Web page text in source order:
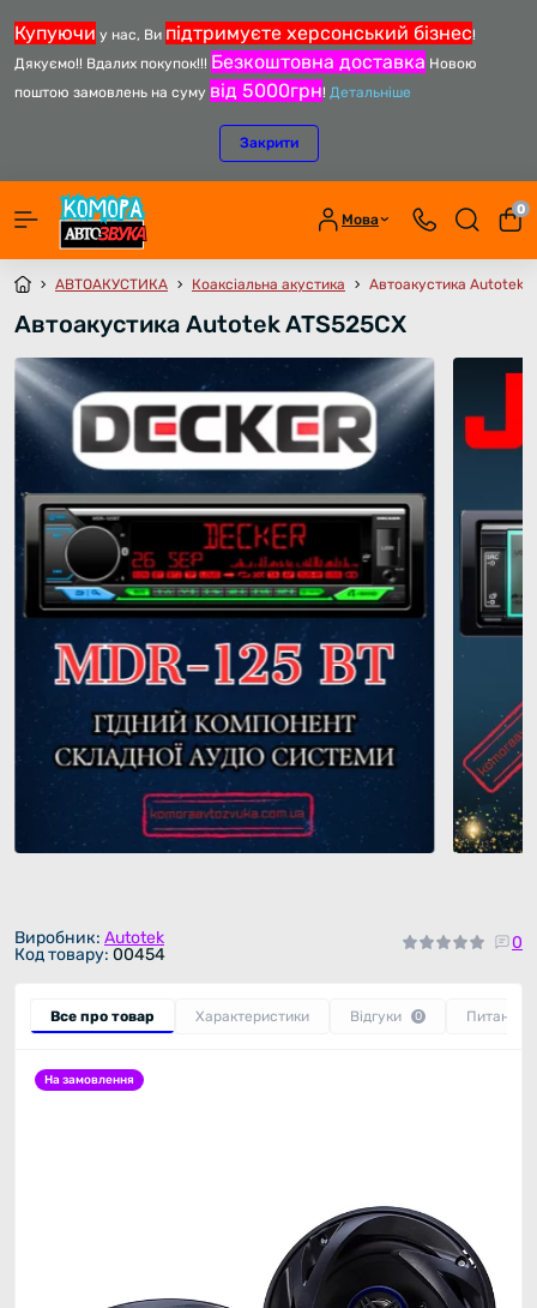
Купуючи у нас, Ви підтримуєте херсонський бізнес!
Дякуємо!! Вдалих покупок!!! Безкоштовна доставка Новою
поштою замовлень на суму від 5000грн! Детальніше
Закрити
Мова
0
АВТОАКУСТИКА Коаксіальна акустика Автоакустика Autotek
Автоакустика Autotek ATS525CX
Виробник: Autotek
Код товару: 00454
0
Все про товар Характеристики Відгуки 0 Питання
На замовлення